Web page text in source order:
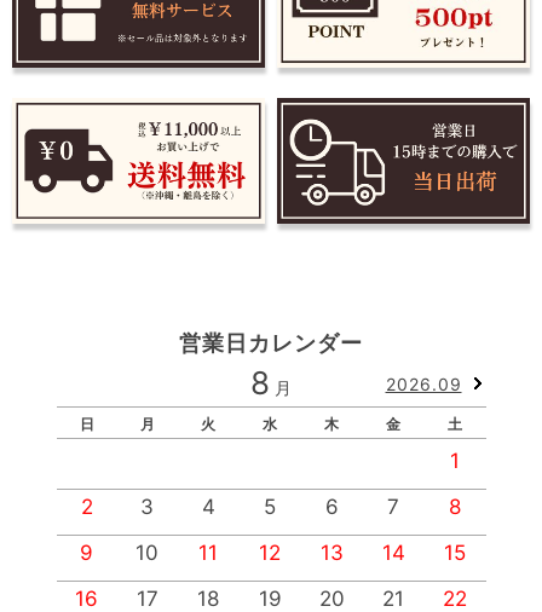
営業日カレンダー
8 月 2026.09
日 月 火 水 木 金 土
1
2
3 4 5 6 7
8
9
10 11 12 13 14
15
16
17 18 19 20 21
22